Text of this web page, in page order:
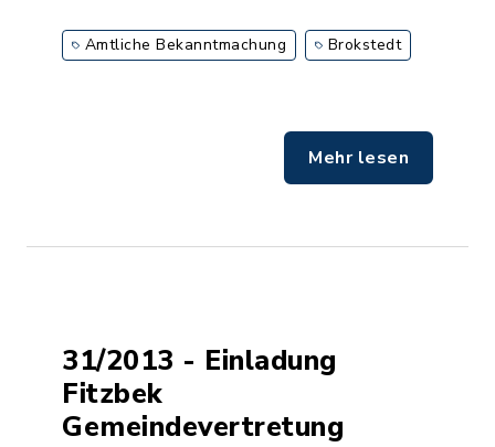
Amtliche Bekanntmachung Brokstedt
Mehr lesen
31/2013 - Einladung
Fitzbek
Gemeindevertretung